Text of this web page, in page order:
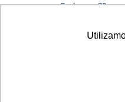
Conheça o RS